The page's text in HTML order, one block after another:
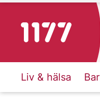
Till startsidan för
Liv & hälsa